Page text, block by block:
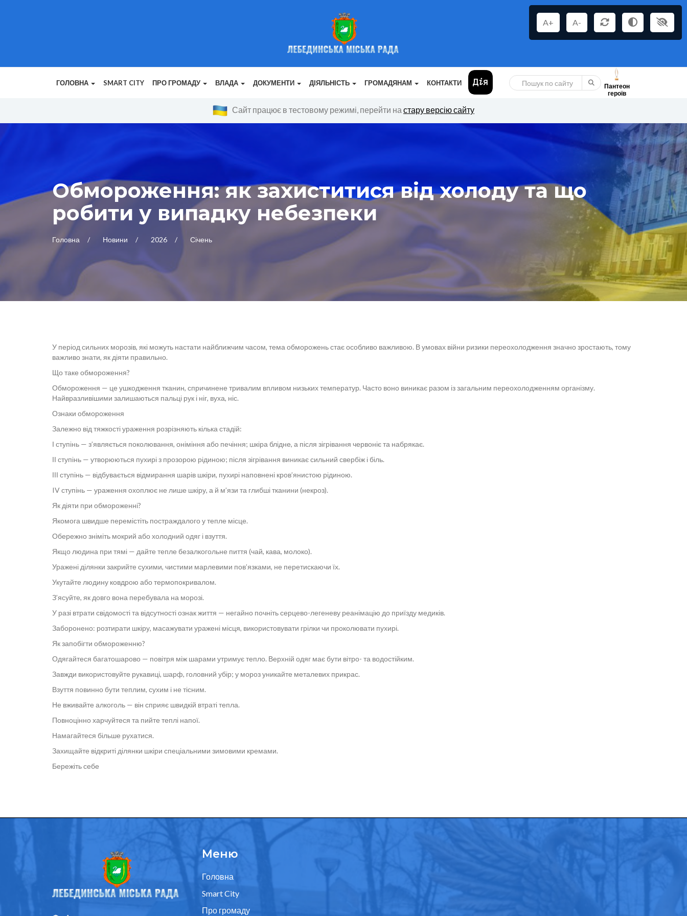
ГОЛОВНА SMART CITY ПРО ГРОМАДУ ВЛАДА ДОКУМЕНТИ ДІЯЛЬНІСТЬ ГРОМАДЯНАМ КОНТАКТИ
Пантеон
героїв
A+ A-
Сайт працює в тестовому режимі, перейти на стару версію сайту
Обмороження: як захиститися від холоду та що
робити у випадку небезпеки
Головна Новини 2026 Січень
У період сильних морозів, які можуть настати найближчим часом, тема обморожень стає особливо важливою. В умовах війни ризики переохолодження значно зростають, тому
важливо знати, як діяти правильно.
Що таке обмороження?
Обмороження — це ушкодження тканин, спричинене тривалим впливом низьких температур. Часто воно виникає разом із загальним переохолодженням організму.
Найвразливішими залишаються пальці рук і ніг, вуха, ніс.
Ознаки обмороження
Залежно від тяжкості ураження розрізняють кілька стадій:
І ступінь — з’являється поколювання, оніміння або печіння; шкіра блідне, а після зігрівання червоніє та набрякає.
ІІ ступінь — утворюються пухирі з прозорою рідиною; після зігрівання виникає сильний свербіж і біль.
ІІІ ступінь — відбувається відмирання шарів шкіри, пухирі наповнені кров’янистою рідиною.
IV ступінь — ураження охоплює не лише шкіру, а й м’язи та глибші тканини (некроз).
Як діяти при обмороженні?
Якомога швидше перемістіть постраждалого у тепле місце.
Обережно зніміть мокрий або холодний одяг і взуття.
Якщо людина при тямі — дайте тепле безалкогольне пиття (чай, кава, молоко).
Уражені ділянки закрийте сухими, чистими марлевими пов’язками, не перетискаючи їх.
Укутайте людину ковдрою або термопокривалом.
З’ясуйте, як довго вона перебувала на морозі.
У разі втрати свідомості та відсутності ознак життя — негайно почніть серцево-легеневу реанімацію до приїзду медиків.
Заборонено: розтирати шкіру, масажувати уражені місця, використовувати грілки чи проколювати пухирі.
Як запобігти обмороженню?
Одягайтеся багатошарово — повітря між шарами утримує тепло. Верхній одяг має бути вітро- та водостійким.
Завжди використовуйте рукавиці, шарф, головний убір; у мороз уникайте металевих прикрас.
Взуття повинно бути теплим, сухим і не тісним.
Не вживайте алкоголь — він сприяє швидкій втраті тепла.
Повноцінно харчуйтеся та пийте теплі напої.
Намагайтеся більше рухатися.
Захищайте відкриті ділянки шкіри спеціальними зимовими кремами.
Бережіть себе
Меню
Головна
Smart City
Про громаду